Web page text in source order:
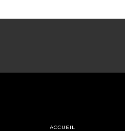
ACCUEIL